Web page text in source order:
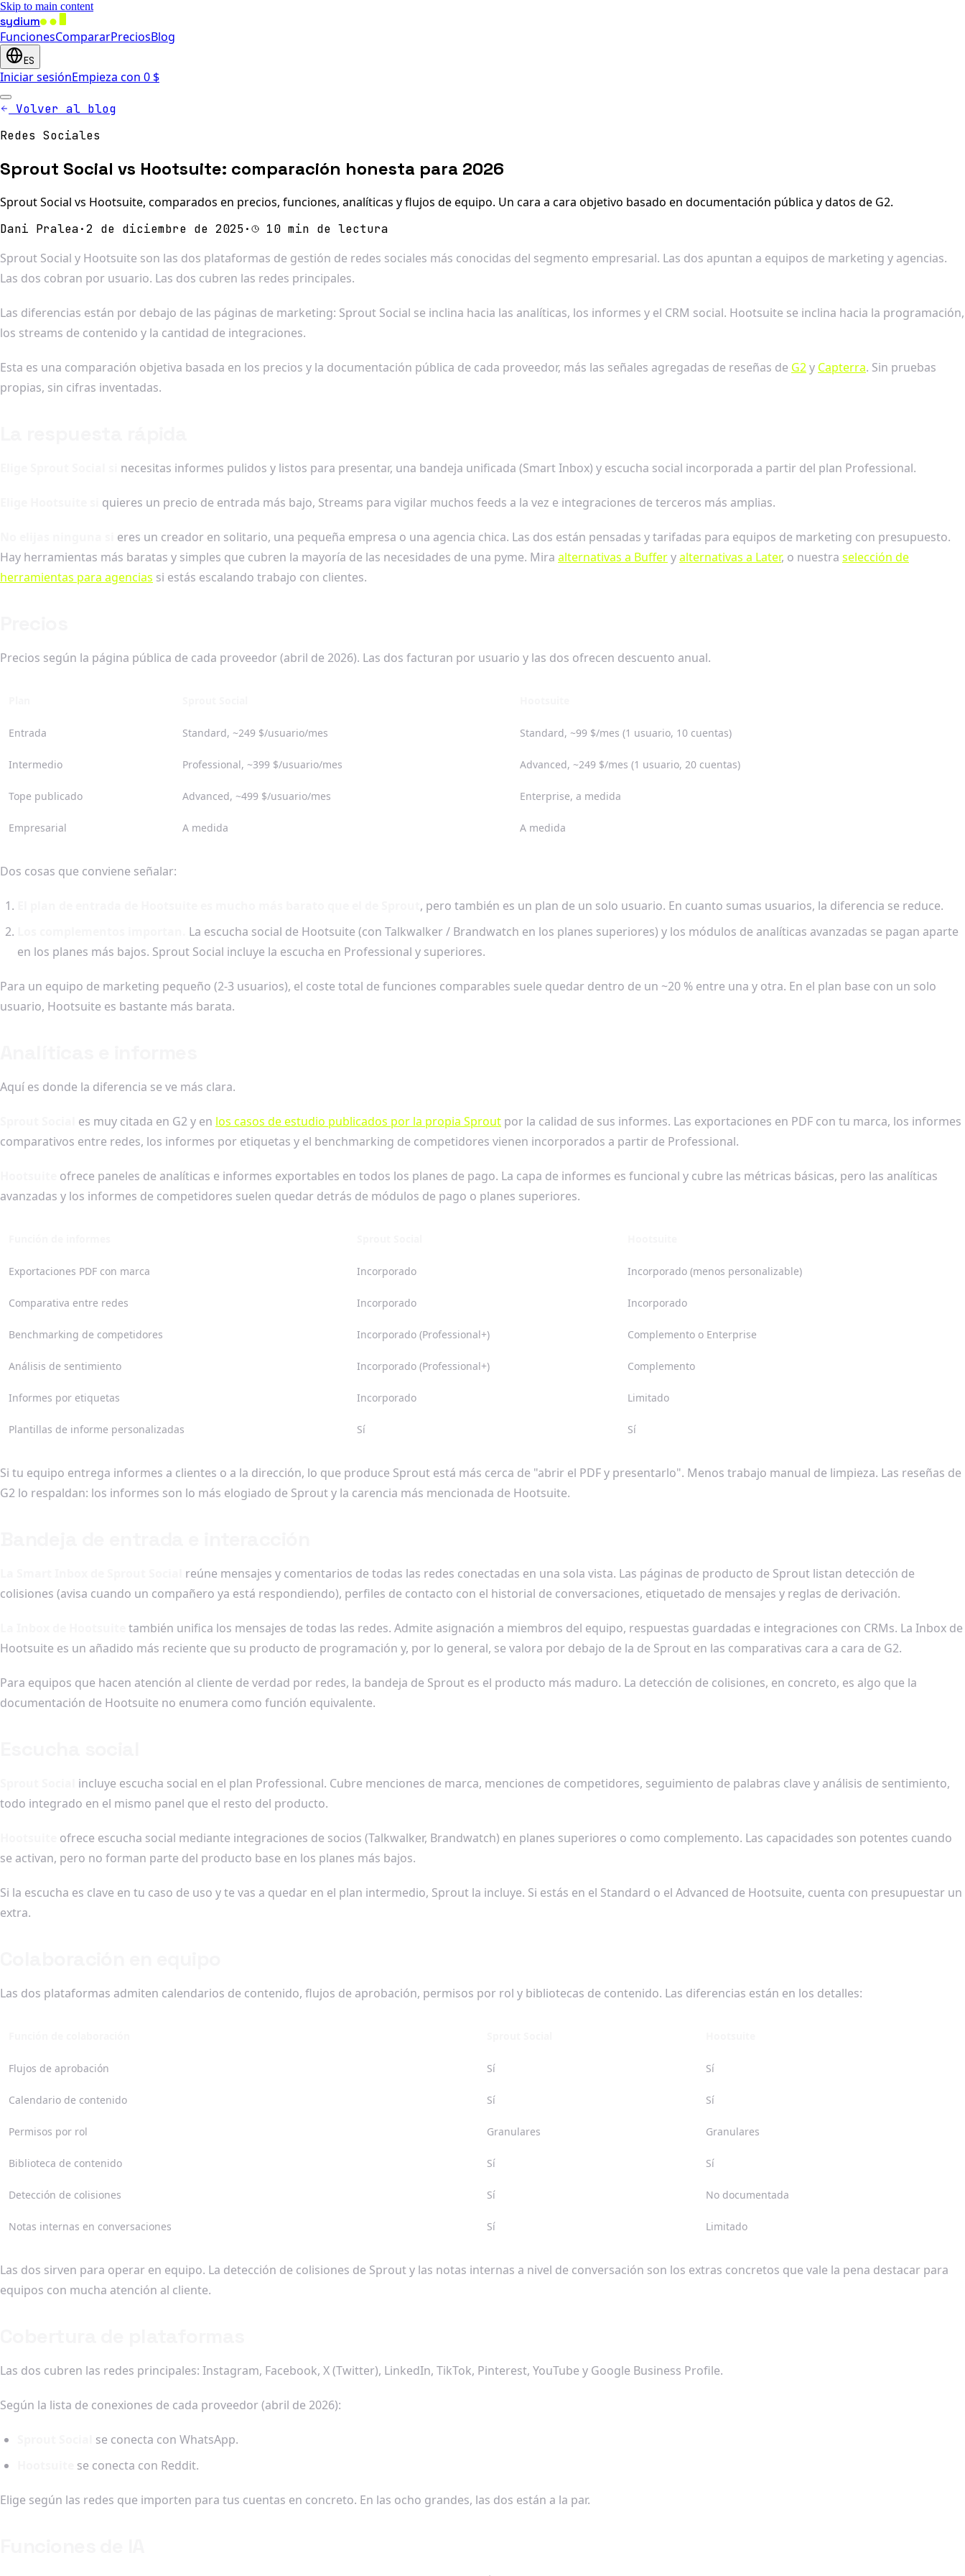
Skip to main content
sydium
FuncionesCompararPreciosBlog
ES
Iniciar sesiónEmpieza con 0 $
Volver al blog
Redes Sociales
Sprout Social vs Hootsuite: comparación honesta para 2026
Sprout Social vs Hootsuite, comparados en precios, funciones, analíticas y flujos de equipo. Un cara a cara objetivo basado en documentación pública y datos de G2.
Dani Pralea·2 de diciembre de 2025· 10 min de lectura
Sprout Social y Hootsuite son las dos plataformas de gestión de redes sociales más conocidas del segmento empresarial. Las dos apuntan a equipos de marketing y agencias.
Las dos cobran por usuario. Las dos cubren las redes principales.
Las diferencias están por debajo de las páginas de marketing: Sprout Social se inclina hacia las analíticas, los informes y el CRM social. Hootsuite se inclina hacia la programación,
los streams de contenido y la cantidad de integraciones.
Esta es una comparación objetiva basada en los precios y la documentación pública de cada proveedor, más las señales agregadas de reseñas de G2y Capterra. Sin pruebas
propias, sin cifras inventadas.
necesitas informes pulidos y listos para presentar, una bandeja unificada (Smart Inbox) y escucha social incorporada a partir del plan Professional.
quieres un precio de entrada más bajo, Streams para vigilar muchos feeds a la vez e integraciones de terceros más amplias.
eres un creador en solitario, una pequeña empresa o una agencia chica. Las dos están pensadas y tarifadas para equipos de marketing con presupuesto.
Hay herramientas más baratas y simples que cubren la mayoría de las necesidades de una pyme. Mira alternativas a Bufferyalternativas a Later, o nuestra selección de
herramientas para agencias si estás escalando trabajo con clientes.
Precios según la página pública de cada proveedor (abril de 2026). Las dos facturan por usuario y las dos ofrecen descuento anual.
Entrada Standard, ~249 $/usuario/mes Standard, ~99 $/mes (1 usuario, 10 cuentas)
Intermedio Professional, ~399 $/usuario/mes Advanced, ~249 $/mes (1 usuario, 20 cuentas)
Tope publicado Advanced, ~499 $/usuario/mes Enterprise, a medida
Empresarial A medida A medida
Dos cosas que conviene señalar:
, pero también es un plan de un solo usuario. En cuanto sumas usuarios, la diferencia se reduce.
La escucha social de Hootsuite (con Talkwalker / Brandwatch en los planes superiores) y los módulos de analíticas avanzadas se pagan aparte
en los planes más bajos. Sprout Social incluye la escucha en Professional y superiores.
Para un equipo de marketing pequeño (2-3 usuarios), el coste total de funciones comparables suele quedar dentro de un ~20 % entre una y otra. En el plan base con un solo
usuario, Hootsuite es bastante más barata.
Aquí es donde la diferencia se ve más clara.
es muy citada en G2 y en los casos de estudio publicados por la propia Sprout por la calidad de sus informes. Las exportaciones en PDF con tu marca, los informes
comparativos entre redes, los informes por etiquetas y el benchmarking de competidores vienen incorporados a partir de Professional.
ofrece paneles de analíticas e informes exportables en todos los planes de pago. La capa de informes es funcional y cubre las métricas básicas, pero las analíticas
avanzadas y los informes de competidores suelen quedar detrás de módulos de pago o planes superiores.
Exportaciones PDF con marca Incorporado Incorporado (menos personalizable)
Comparativa entre redes Incorporado Incorporado
Benchmarking de competidores Incorporado (Professional+) Complemento o Enterprise
Análisis de sentimiento Incorporado (Professional+) Complemento
Informes por etiquetas Incorporado Limitado
Plantillas de informe personalizadas Sí Sí
Si tu equipo entrega informes a clientes o a la dirección, lo que produce Sprout está más cerca de "abrir el PDF y presentarlo". Menos trabajo manual de limpieza. Las reseñas de
G2 lo respaldan: los informes son lo más elogiado de Sprout y la carencia más mencionada de Hootsuite.
reúne mensajes y comentarios de todas las redes conectadas en una sola vista. Las páginas de producto de Sprout listan detección de
colisiones (avisa cuando un compañero ya está respondiendo), perfiles de contacto con el historial de conversaciones, etiquetado de mensajes y reglas de derivación.
también unifica los mensajes de todas las redes. Admite asignación a miembros del equipo, respuestas guardadas e integraciones con CRMs. La Inbox de
Hootsuite es un añadido más reciente que su producto de programación y, por lo general, se valora por debajo de la de Sprout en las comparativas cara a cara de G2.
Para equipos que hacen atención al cliente de verdad por redes, la bandeja de Sprout es el producto más maduro. La detección de colisiones, en concreto, es algo que la
documentación de Hootsuite no enumera como función equivalente.
incluye escucha social en el plan Professional. Cubre menciones de marca, menciones de competidores, seguimiento de palabras clave y análisis de sentimiento,
todo integrado en el mismo panel que el resto del producto.
ofrece escucha social mediante integraciones de socios (Talkwalker, Brandwatch) en planes superiores o como complemento. Las capacidades son potentes cuando
se activan, pero no forman parte del producto base en los planes más bajos.
Si la escucha es clave en tu caso de uso y te vas a quedar en el plan intermedio, Sprout la incluye. Si estás en el Standard o el Advanced de Hootsuite, cuenta con presupuestar un
extra.
Las dos plataformas admiten calendarios de contenido, flujos de aprobación, permisos por rol y bibliotecas de contenido. Las diferencias están en los detalles:
Flujos de aprobación Sí Sí
Calendario de contenido Sí Sí
Permisos por rol Granulares Granulares
Biblioteca de contenido Sí Sí
Detección de colisiones Sí No documentada
Notas internas en conversaciones Sí Limitado
Las dos sirven para operar en equipo. La detección de colisiones de Sprout y las notas internas a nivel de conversación son los extras concretos que vale la pena destacar para
equipos con mucha atención al cliente.
Las dos cubren las redes principales: Instagram, Facebook, X (Twitter), LinkedIn, TikTok, Pinterest, YouTube y Google Business Profile.
Según la lista de conexiones de cada proveedor (abril de 2026):
se conecta con WhatsApp.
se conecta con Reddit.
Elige según las redes que importen para tus cuentas en concreto. En las ocho grandes, las dos están a la par.